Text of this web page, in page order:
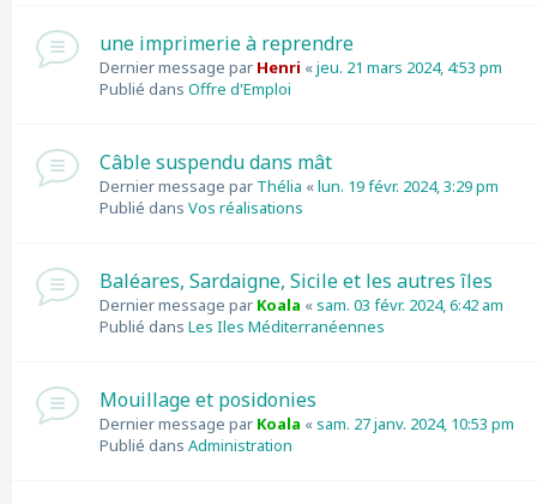
une imprimerie à reprendre
Dernier message par Henri «jeu. 21 mars 2024, 4:53 pm
Publié dans Offre d'Emploi
Câble suspendu dans mât
Dernier message par Thélia «lun. 19 févr. 2024, 3:29 pm
Publié dans Vos réalisations
Baléares, Sardaigne, Sicile et les autres îles
Dernier message par Koala «sam. 03 févr. 2024, 6:42 am
Publié dans Les Iles Méditerranéennes
Mouillage et posidonies
Dernier message par Koala «sam. 27 janv. 2024, 10:53 pm
Publié dans Administration